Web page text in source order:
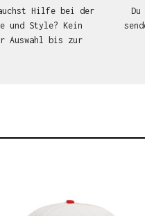
Hilfe bei der
und Style? Kein
Auswahl bis zur